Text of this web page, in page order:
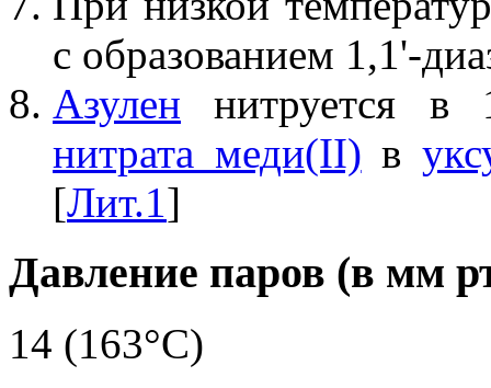
с образованием 1,1'-
Азулен нитруется в
нитрата меди(II) в
[Лит.1 ]
Давление паров (в мм
14 (163°C)